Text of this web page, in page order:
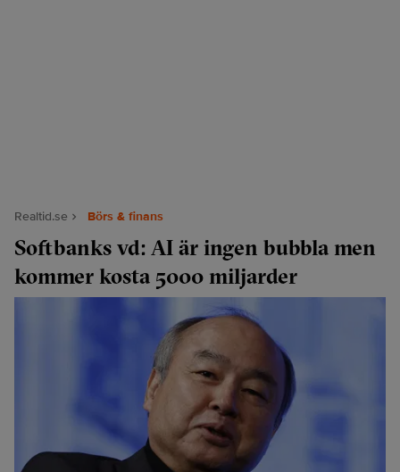
Realtid.se Börs & finans
Softbanks vd: AI är ingen bubbla men
kommer kosta 5000 miljarder